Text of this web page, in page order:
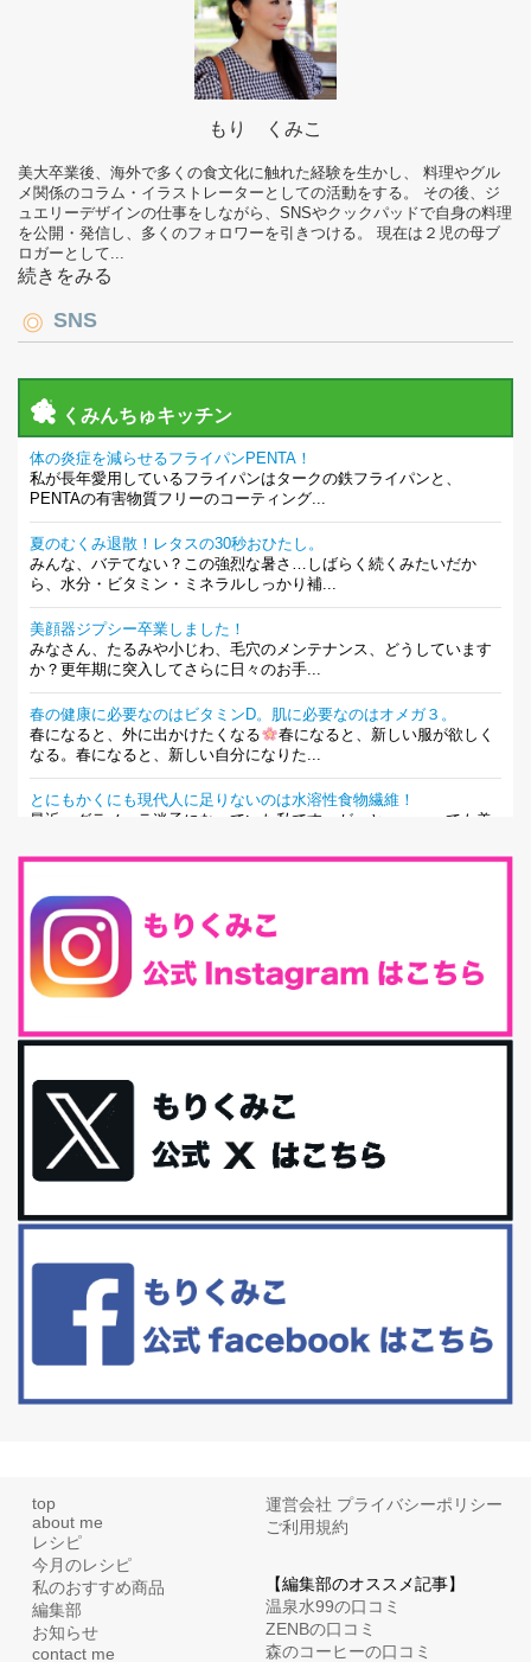
もり くみこ
美大卒業後、海外で多くの食文化に触れた経験を生かし、 料理やグル
メ関係のコラム・イラストレーターとしての活動をする。 その後、ジ
ュエリーデザインの仕事をしながら、SNSやクックパッドで自身の料理
を公開・発信し、多くのフォロワーを引きつける。 現在は２児の母ブ
ロガーとして...
続きをみる
SNS
くみんちゅキッチン
体の炎症を減らせるフライパンPENTA！
私が長年愛用しているフライパンはタークの鉄フライパンと、
PENTAの有害物質フリーのコーティング...
夏のむくみ退散！レタスの30秒おひたし。
みんな、バテてない？この強烈な暑さ…しばらく続くみたいだか
ら、水分・ビタミン・ミネラルしっかり補...
美顔器ジプシー卒業しました！
みなさん、たるみや小じわ、毛穴のメンテナンス、どうしています
か？更年期に突入してさらに日々のお手...
春の健康に必要なのはビタミンD。肌に必要なのはオメガ３。
春になると、外に出かけたくなる
春になると、新しい服が欲しく
なる。春になると、新しい自分になりた...
とにもかくにも現代人に足りないのは水溶性食物繊維！
最近、グラノーラ迷子になっていた私です。が、と〜〜〜っても美
腸内環境を整えることは、健康維持の中でいっちばん大事！だと私
は思っています。 ヒトの免...
iHerb特大セール終了間近！みんな何買う？
最近お風呂上がりの炭酸水をシリカシリカにしているんだけど確か
今回は、最近毎回定期的に購入している「楽天ふるさと納税」の返
礼品トップ５を紹介します。今までいろ...
更年期を穏やかに乗りきるために今できる５つのこと。
アラフィフからの体と心の整え方。 私も気づけばアラフィフ、これ
といった更年期症状はまだ...
白髪・美容・免疫力、現代人に足りないのは海藻！
リーブオイルorごま油をたらす。&n...
top
about me
レシピ
今月のレシピ
私のおすすめ商品
編集部
お知らせ
contact me
運営会社 プライバシーポリシー
ご利用規約
【編集部のオススメ記事】
温泉水99の口コミ
ZENBの口コミ
森のコーヒーの口コミ